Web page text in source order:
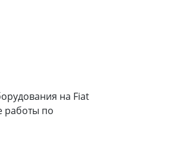
на Fiat
работы по